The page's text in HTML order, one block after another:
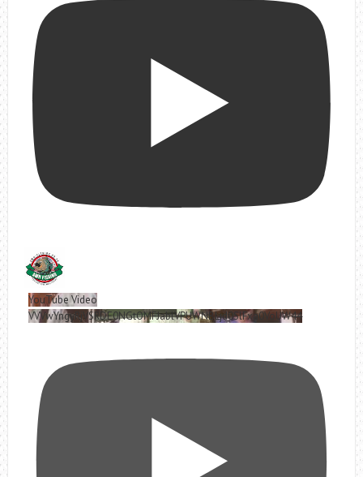
YouTube Video
VVVwYngyRjVSRDE0NGtOMFJablVPUWNBLjd0SlFxa0VoUW44